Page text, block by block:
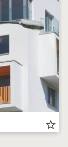
star_border